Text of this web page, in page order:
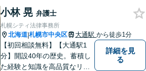
ポートさせていただきます。
まずはお気軽にご相談くださ
い。
小林 晃 弁護士
札幌シティ法律事務所
北海道|札幌市中央区 大通駅 から徒歩1分
【初回相談無料】【大通駅1
分】開設40年の歴史。蓄積し
た経験と知識を高品質なリー
詳細を見
る